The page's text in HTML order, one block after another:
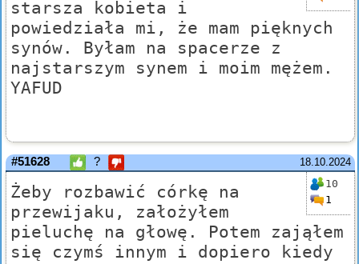
starsza kobieta i
powiedziała mi, że mam pięknych
synów. Byłam na spacerze z
najstarszym synem i moim mężem.
YAFUD
18.10.2024
#51628 ?
10
1
Żeby rozbawić córkę na
przewijaku, założyłem
pieluchę na głowę. Potem zająłem
się czymś innym i dopiero kiedy